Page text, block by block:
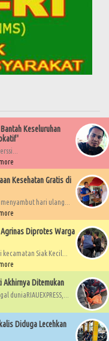
Keseluruhan
Kesehatan Gratis di
menyambut hari ulang...
Diprotes Warga
Siak Kecil...
Akhirnya Ditemukan
Diduga Lecehkan